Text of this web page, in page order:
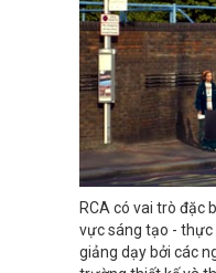
RCA có vai trò đặc
vực sáng tạo -
giảng dạy bởi các